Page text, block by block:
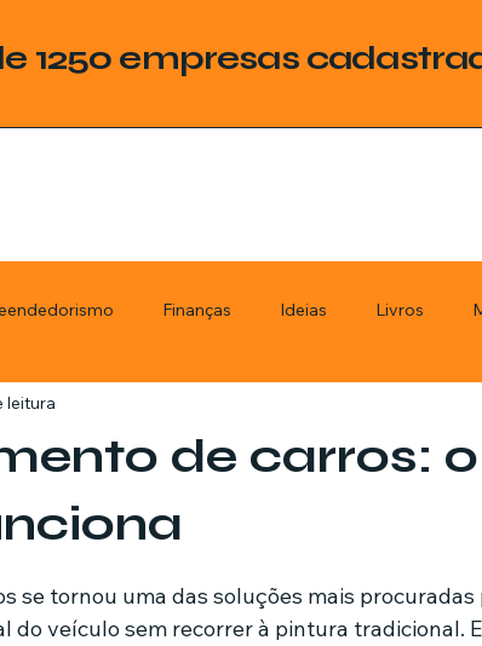
1250 empresas
Finanças Ideias Livros
Tecnologia
Livros
Noticias em alta Família Casa de leilões
de carros:
leitura
se tornou uma das soluções mais
do veículo sem recorrer à pintura tradicional.